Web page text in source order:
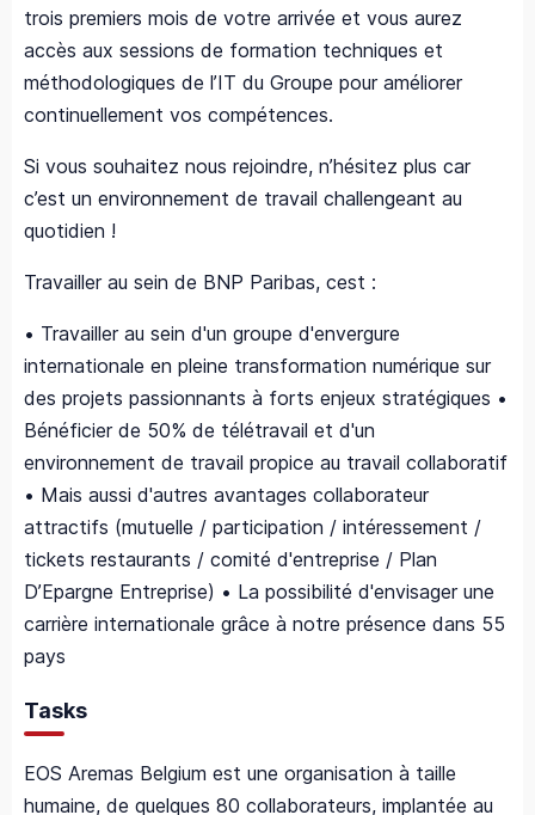
trois premiers mois de votre arrivée et vous aurez
accès aux sessions de formation techniques et
méthodologiques de l’IT du Groupe pour améliorer
continuellement vos compétences.
Si vous souhaitez nous rejoindre, n’hésitez plus car
c’est un environnement de travail challengeant au
quotidien !
Travailler au sein de BNP Paribas, cest :
• Travailler au sein d'un groupe d'envergure
internationale en pleine transformation numérique sur
des projets passionnants à forts enjeux stratégiques •
Bénéficier de 50% de télétravail et d'un
environnement de travail propice au travail collaboratif
• Mais aussi d'autres avantages collaborateur
attractifs (mutuelle / participation / intéressement /
tickets restaurants / comité d'entreprise / Plan
D’Epargne Entreprise) • La possibilité d'envisager une
carrière internationale grâce à notre présence dans 55
pays
Tasks
EOS Aremas Belgium est une organisation à taille
humaine, de quelques 80 collaborateurs, implantée au